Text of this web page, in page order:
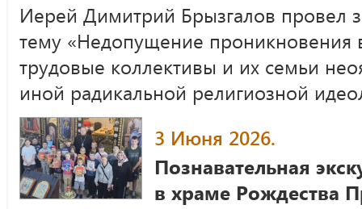
Иерей Димитрий Брызгалов провел
тему «Недопущение проникновения
трудовые коллективы и их семьи
иной радикальной религиозной
3 Июня 2026.
Познавательная
в храме Рождества